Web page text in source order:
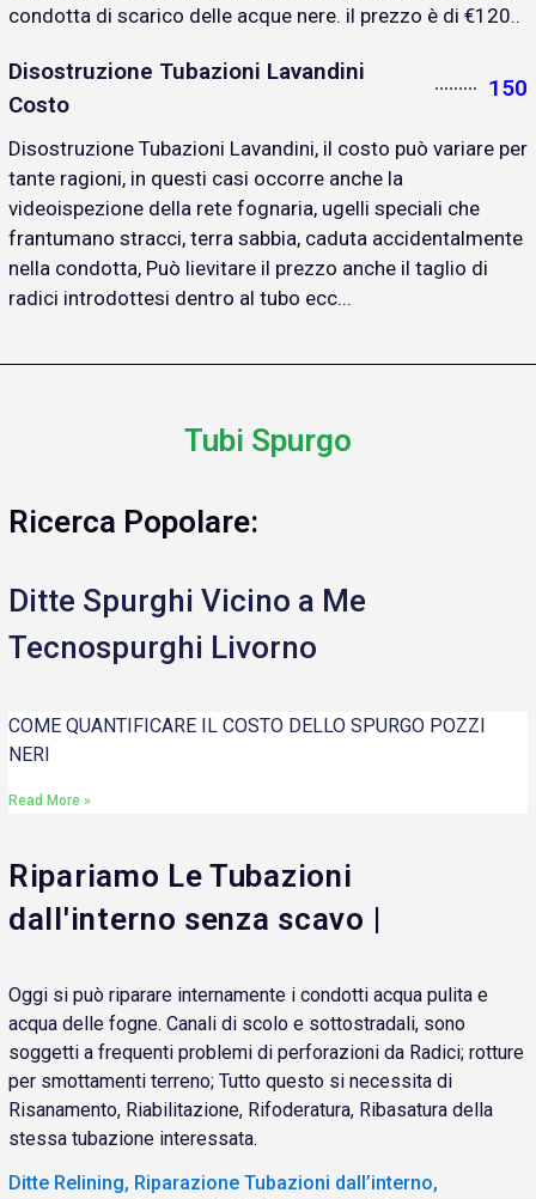
condotta di scarico delle acque nere. il prezzo è di €120..
Disostruzione Tubazioni Lavandini
Costo
150
Disostruzione Tubazioni Lavandini, il costo può variare per
tante ragioni, in questi casi occorre anche la
videoispezione della rete fognaria, ugelli speciali che
frantumano stracci, terra sabbia, caduta accidentalmente
nella condotta, Può lievitare il prezzo anche il taglio di
radici introdottesi dentro al tubo ecc...
Tubi Spurgo
Ricerca Popolare:
Ditte Spurghi Vicino a Me
Tecnospurghi Livorno
COME QUANTIFICARE IL COSTO DELLO SPURGO POZZI
NERI
Read More »
Ripariamo Le Tubazioni
dall'interno senza scavo |
Oggi si può riparare internamente i condotti acqua pulita e
acqua delle fogne. Canali di scolo e sottostradali, sono
soggetti a frequenti problemi di perforazioni da Radici; rotture
per smottamenti terreno; Tutto questo si necessita di
Risanamento, Riabilitazione, Rifoderatura, Ribasatura della
stessa tubazione interessata.
Ditte Relining, Riparazione Tubazioni dall’interno,